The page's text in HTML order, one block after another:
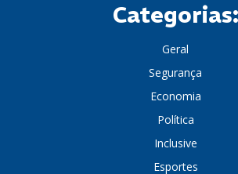
Categorias:
Geral
Segurança
Economia
Política
Inclusive
Esportes